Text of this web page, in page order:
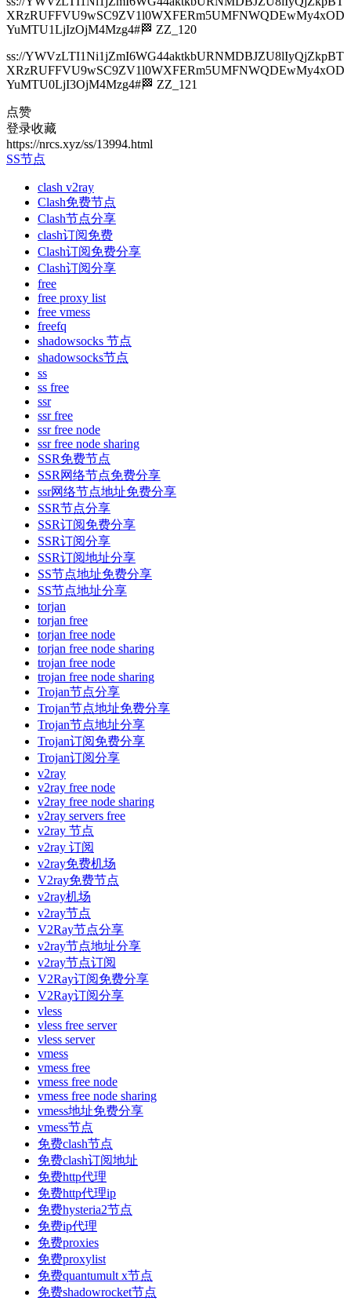
XRzRUFFVU9wSC9ZV1l0WXFERm5UMFNWQDEwMy4xOD
YuMTU1LjIzOjM4Mzg4#🏁 ZZ_120
ss://YWVzLTI1Ni1jZmI6WG44aktkbURNMDBJZU8lIyQjZkpBT
XRzRUFFVU9wSC9ZV1l0WXFERm5UMFNWQDEwMy4xOD
YuMTU0LjI3OjM4Mzg4#🏁 ZZ_121
点赞
登录收藏
https://nrcs.xyz/ss/13994.html
SS节点
clash v2ray
Clash免费节点
Clash节点分享
clash订阅免费
Clash订阅免费分享
Clash订阅分享
free
free proxy list
free vmess
freefq
shadowsocks 节点
shadowsocks节点
ss
ss free
ssr
ssr free
ssr free node
ssr free node sharing
SSR免费节点
SSR网络节点免费分享
ssr网络节点地址免费分享
SSR节点分享
SSR订阅免费分享
SSR订阅分享
SSR订阅地址分享
SS节点地址免费分享
SS节点地址分享
torjan
torjan free
torjan free node
torjan free node sharing
trojan free node
trojan free node sharing
Trojan节点分享
Trojan节点地址免费分享
Trojan节点地址分享
Trojan订阅免费分享
Trojan订阅分享
v2ray
v2ray free node
v2ray free node sharing
v2ray servers free
v2ray 节点
v2ray 订阅
v2ray免费机场
V2ray免费节点
v2ray机场
v2ray节点
V2Ray节点分享
v2ray节点地址分享
v2ray节点订阅
V2Ray订阅免费分享
V2Ray订阅分享
vless
vless free server
vless server
vmess
vmess free
vmess free node
vmess free node sharing
vmess地址免费分享
vmess节点
免费clash节点
免费clash订阅地址
免费http代理
免费http代理ip
免费hysteria2节点
免费ip代理
免费proxies
免费proxylist
免费quantumult x节点
免费shadowrocket节点